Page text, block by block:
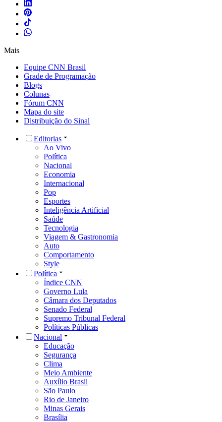
Mais
Equipe CNN Brasil
Grade de Programação
Blogs
Colunas
Fórum CNN
Mapa do site
Distribuição do Sinal
Editorias
Ao Vivo
Política
Nacional
Economia
Internacional
Pop
Esportes
Inteligência Artificial
Saúde
Tecnologia
Viagem & Gastronomia
Auto
Comportamento
Style
Política
Índice CNN
Governo Lula
Câmara dos Deputados
Senado Federal
Supremo Tribunal Federal
Políticas Públicas
Nacional
Educação
Segurança
Clima
Meio Ambiente
Auxílio Brasil
São Paulo
Rio de Janeiro
Minas Gerais
Brasília